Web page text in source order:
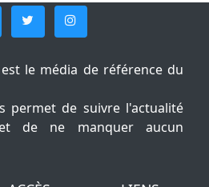
le média de référence du
permet de suivre l'actualité
de ne manquer aucun